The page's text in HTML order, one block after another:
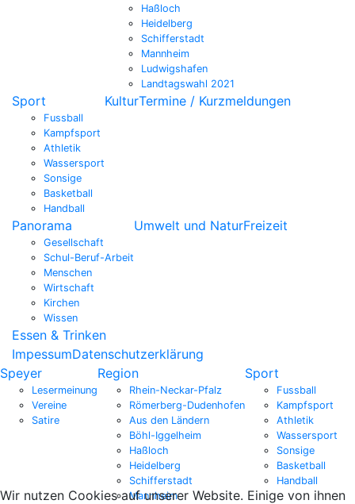
Haßloch
Heidelberg
Schifferstadt
Mannheim
Ludwigshafen
Landtagswahl 2021
Sport
Fussball
Kampfsport
Athletik
Wassersport
Sonsige
Basketball
Handball
KulturTermine / Kurzmeldungen
Panorama
Gesellschaft
Schul-Beruf-Arbeit
Menschen
Wirtschaft
Kirchen
Wissen
Umwelt und NaturFreizeit
Essen & Trinken
ImpessumDatenschutzerklärung
Speyer
Lesermeinung
Vereine
Satire
Region
Rhein-Neckar-Pfalz
Römerberg-Dudenhofen
Aus den Ländern
Böhl-Iggelheim
Haßloch
Heidelberg
Schifferstadt
Mannheim
Sport
Fussball
Kampfsport
Athletik
Wassersport
Sonsige
Basketball
Handball
Wir nutzen Cookies auf unserer Website. Einige von ihnen